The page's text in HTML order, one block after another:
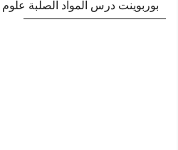
بوربوينت درس المواد الصلبة علوم